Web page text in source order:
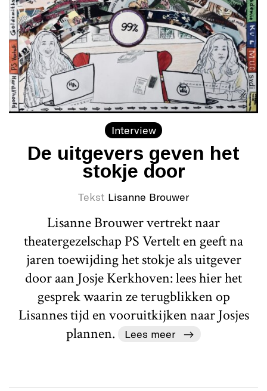
Interview
De uitgevers geven het
stokje door
Tekst Lisanne Brouwer
Lisanne Brouwer vertrekt naar
theatergezelschap PS Vertelt en geeft na
jaren toewijding het stokje als uitgever
door aan Josje Kerkhoven: lees hier het
gesprek waarin ze terugblikken op
Lisannes tijd en vooruitkijken naar Josjes
plannen.
Lees meer